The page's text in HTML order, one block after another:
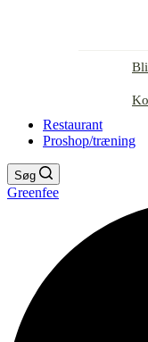
Restaurant
Proshop/træning
Søg
Greenfee